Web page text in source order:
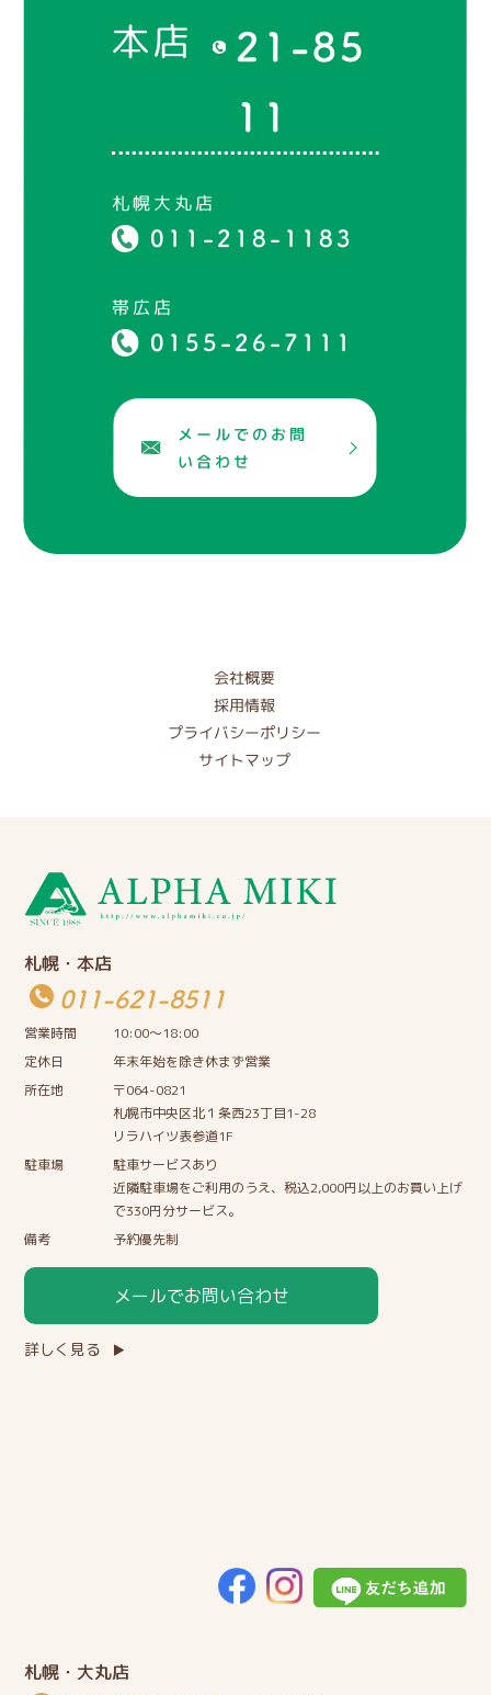
本店
21-85
11
札幌大丸店
011-218-1183
帯広店
0155-26-7111
メールでのお問
い合わせ
会社概要
採用情報
プライバシーポリシー
サイトマップ
札幌・本店
011-621-8511
営業時間
10:00〜18:00
定休日
年末年始を除き休まず営業
所在地
〒064-0821
札幌市中央区北１条西23丁目1-28
リラハイツ表参道1F
駐車場
駐車サービスあり
近隣駐車場をご利用のうえ、税込2,000円以上のお買い上げ
で330円分サービス。
備考
予約優先制
メールでお問い合わせ
詳しく見る
札幌・大丸店